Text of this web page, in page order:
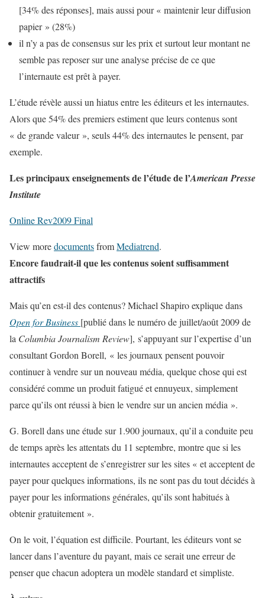
[34% des réponses], mais aussi pour « maintenir leur diffusion
papier » (28%)
il n’y a pas de consensus sur les prix et surtout leur montant ne
semble pas reposer sur une analyse précise de ce que
l’internaute est prêt à payer.
L’étude révèle aussi un hiatus entre les éditeurs et les internautes.
Alors que 54% des premiers estiment que leurs contenus sont
« de grande valeur », seuls 44% des internautes le pensent, par
exemple.
Les principaux enseignements de l’étude de l’American Presse
Institute
Online Rev2009 Final
View moredocumentsfromMediatrend.
Encore faudrait-il que les contenus soient suffisamment
attractifs
Mais qu’en est-il des contenus? Michael Shapiro explique dans
Open for Business [publié dans le numéro de juillet/août 2009 de
la Columbia Journalism Review], s’appuyant sur l’expertise d’un
consultant Gordon Borell, « les journaux pensent pouvoir
continuer à vendre sur un nouveau média, quelque chose qui est
considéré comme un produit fatigué et ennuyeux, simplement
parce qu’ils ont réussi à bien le vendre sur un ancien média ».
G. Borell dans une étude sur 1.900 journaux, qu’il a conduite peu
de temps après les attentats du 11 septembre, montre que si les
internautes acceptent de s’enregistrer sur les sites « et acceptent de
payer pour quelques informations, ils ne sont pas du tout décidés à
payer pour les informations générales, qu’ils sont habitués à
obtenir gratuitement ».
On le voit, l’équation est difficile. Pourtant, les éditeurs vont se
lancer dans l’aventure du payant, mais ce serait une erreur de
penser que chacun adoptera un modèle standard et simpliste.